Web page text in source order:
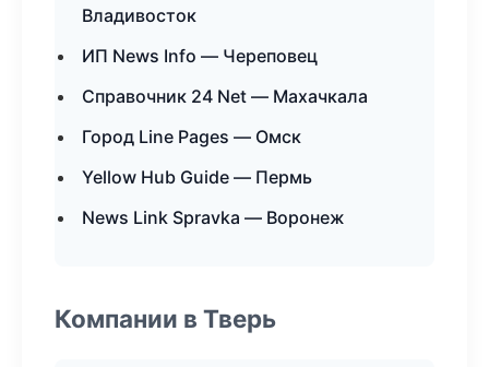
Владивосток
ИП News Info — Череповец
Справочник 24 Net — Махачкала
Город Line Pages — Омск
Yellow Hub Guide — Пермь
News Link Spravka — Воронеж
Компании в Тверь